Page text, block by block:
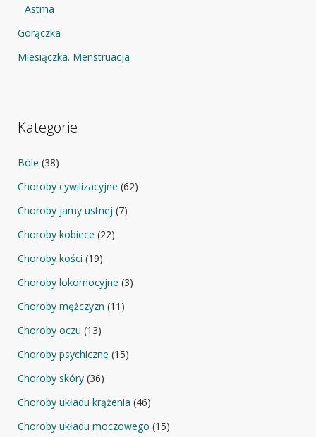
Astma
Gorączka
Miesiączka. Menstruacja
Kategorie
Bóle (38)
Choroby cywilizacyjne (62)
Choroby jamy ustnej (7)
Choroby kobiece (22)
Choroby kości (19)
Choroby lokomocyjne (3)
Choroby mężczyzn (11)
Choroby oczu (13)
Choroby psychiczne (15)
Choroby skóry (36)
Choroby układu krążenia (46)
Choroby układu moczowego (15)